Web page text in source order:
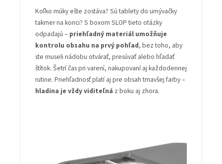
Koľko múky ešte zostáva? Sú tablety do umývačky
takmer na konci? S boxom SLOP tieto otázky
odpadajú – priehľadný materiál umožňuje
kontrolu obsahu na prvý pohľad, bez toho, aby
ste museli nádobu otvárať, presúvať alebo hľadať
štítok. Šetrí čas pri varení, nakupovaní aj každodennej
rutine. Priehľadnosť platí aj pre obsah tmavšej farby –
hladina je vždy viditeľná z boku aj zhora.